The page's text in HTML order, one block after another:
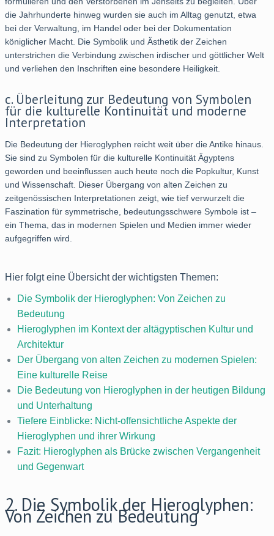
die Jahrhunderte hinweg wurden sie auch im Alltag genutzt, etwa
bei der Verwaltung, im Handel oder bei der Dokumentation
königlicher Macht. Die Symbolik und Ästhetik der Zeichen
unterstrichen die Verbindung zwischen irdischer und göttlicher Welt
und verliehen den Inschriften eine besondere Heiligkeit.
c. Überleitung zur Bedeutung von Symbolen
für die kulturelle Kontinuität und moderne
Interpretation
Die Bedeutung der Hieroglyphen reicht weit über die Antike hinaus.
Sie sind zu Symbolen für die kulturelle Kontinuität Ägyptens
geworden und beeinflussen auch heute noch die Popkultur, Kunst
und Wissenschaft. Dieser Übergang von alten Zeichen zu
zeitgenössischen Interpretationen zeigt, wie tief verwurzelt die
Faszination für symmetrische, bedeutungsschwere Symbole ist –
ein Thema, das in modernen Spielen und Medien immer wieder
aufgegriffen wird.
Hier folgt eine Übersicht der wichtigsten Themen:
Die Symbolik der Hieroglyphen: Von Zeichen zu
Bedeutung
Hieroglyphen im Kontext der altägyptischen Kultur und
Architektur
Der Übergang von alten Zeichen zu modernen Spielen:
Eine kulturelle Reise
Die Bedeutung von Hieroglyphen in der heutigen Bildung
und Unterhaltung
Tiefere Einblicke: Nicht-offensichtliche Aspekte der
Hieroglyphen und ihrer Wirkung
Fazit: Hieroglyphen als Brücke zwischen Vergangenheit
und Gegenwart
2. Die Symbolik der Hieroglyphen:
Von Zeichen zu Bedeutung